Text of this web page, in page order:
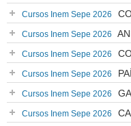
Cursos Inem Sepe 2026
Cursos Inem Sepe 2026
Cursos Inem Sepe 2026
Cursos Inem Sepe 2026
Cursos Inem Sepe 2026
Cursos Inem Sepe 2026